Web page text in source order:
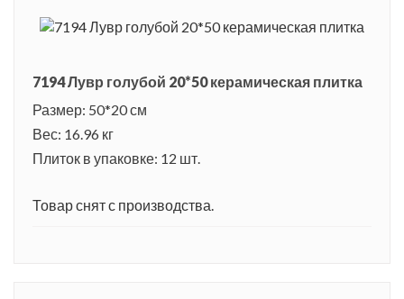
7194 Лувр голубой 20*50 керамическая плитка
Размер: 50*20 см
Вес: 16.96 кг
Плиток в упаковке: 12 шт.
Товар снят с производства.